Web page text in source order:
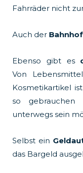
Fahrräder nicht
Auch der Bahnhof
Ebenso gibt es
Von
Kosmetikartikel
so
unterwegs sein
Selbst ein
das Bargeld